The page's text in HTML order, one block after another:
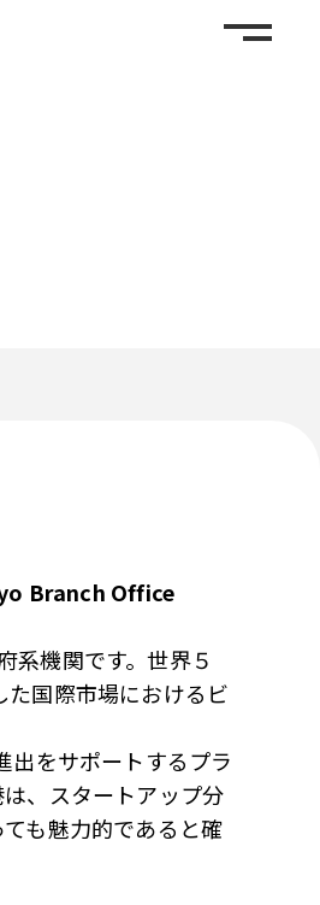
Branch Office
系機関です。世界５
国際市場におけるビ
出をサポートするプラ
、スタートアップ分
も魅力的であると確